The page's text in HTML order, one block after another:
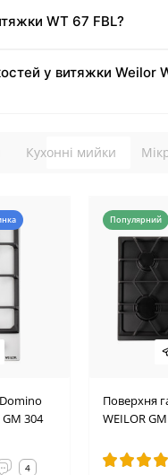
WT 67 FBL?
у витяжки Weilor
Кухонні мийки
GM 304
4
Популярний
Поверхня
WEILOR